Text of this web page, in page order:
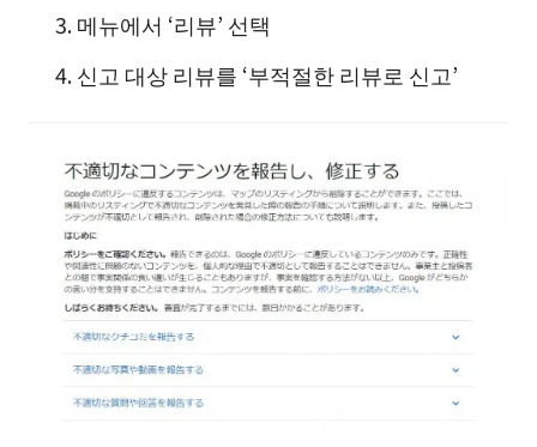
메뉴에서 ‘리뷰’ 선택
신고 대상 리뷰를 ‘부적절한 리뷰로 신고’